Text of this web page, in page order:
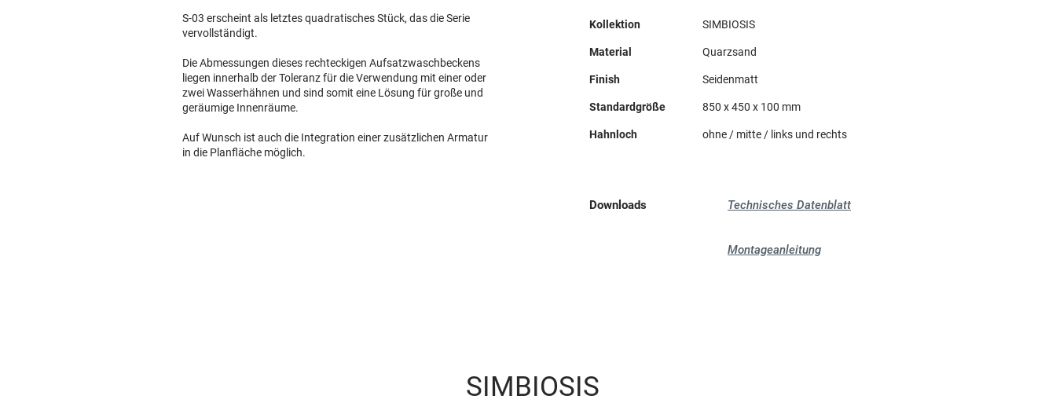
S-03 erscheint als letztes quadratisches Stück, das die Serie
vervollständigt.
Die Abmessungen dieses rechteckigen Aufsatzwaschbeckens
liegen innerhalb der Toleranz für die Verwendung mit einer oder
zwei Wasserhähnen und sind somit eine Lösung für große und
geräumige Innenräume.
Auf Wunsch ist auch die Integration einer zusätzlichen Armatur
in die Planfläche möglich.
Kollektion
Material
Finish
Standardgröße
Hahnloch
SIMBIOSIS
Quarzsand
Seidenmatt
850 x 450 x 100 mm
ohne / mitte / links und rechts
Downloads Technisches Datenblatt
Montageanleitung
SIMBIOSIS